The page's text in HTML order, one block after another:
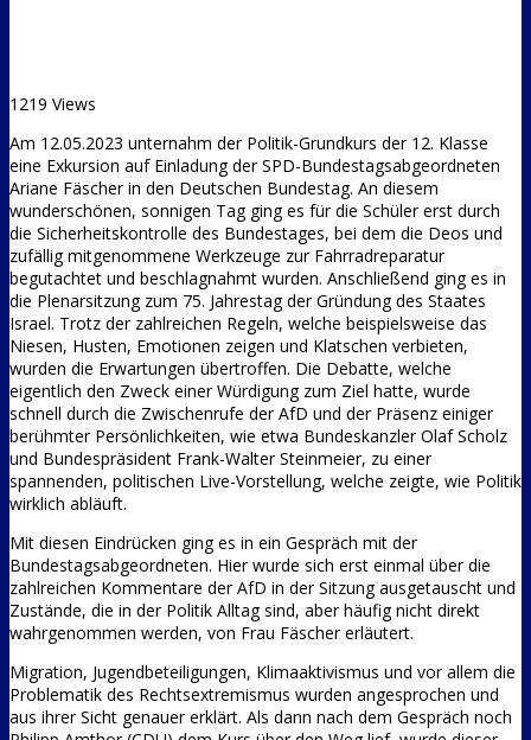
1219 Views
Am 12.05.2023 unternahm der Politik-Grundkurs der 12. Klasse
eine Exkursion auf Einladung der SPD-Bundestagsabgeordneten
Ariane Fäscher in den Deutschen Bundestag. An diesem
wunderschönen, sonnigen Tag ging es für die Schüler erst durch
die Sicherheitskontrolle des Bundestages, bei dem die Deos und
zufällig mitgenommene Werkzeuge zur Fahrradreparatur
begutachtet und beschlagnahmt wurden. Anschließend ging es in
die Plenarsitzung zum 75. Jahrestag der Gründung des Staates
Israel. Trotz der zahlreichen Regeln, welche beispielsweise das
Niesen, Husten, Emotionen zeigen und Klatschen verbieten,
wurden die Erwartungen übertroffen. Die Debatte, welche
eigentlich den Zweck einer Würdigung zum Ziel hatte, wurde
schnell durch die Zwischenrufe der AfD und der Präsenz einiger
berühmter Persönlichkeiten, wie etwa Bundeskanzler Olaf Scholz
und Bundespräsident Frank-Walter Steinmeier, zu einer
spannenden, politischen Live-Vorstellung, welche zeigte, wie Politik
wirklich abläuft.
Mit diesen Eindrücken ging es in ein Gespräch mit der
Bundestagsabgeordneten. Hier wurde sich erst einmal über die
zahlreichen Kommentare der AfD in der Sitzung ausgetauscht und
Zustände, die in der Politik Alltag sind, aber häufig nicht direkt
wahrgenommen werden, von Frau Fäscher erläutert.
Migration, Jugendbeteiligungen, Klimaaktivismus und vor allem die
Problematik des Rechtsextremismus wurden angesprochen und
aus ihrer Sicht genauer erklärt. Als dann nach dem Gespräch noch